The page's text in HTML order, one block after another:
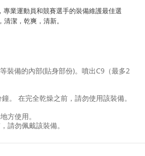
專業運動員和競賽選手的裝備維護最佳選
潔，乾爽，清新。
裝備的內部(貼身部份)。噴出C9（最多2
。 在完全乾燥之前，請勿使用該裝備。
方使用。
請勿佩戴該裝備。